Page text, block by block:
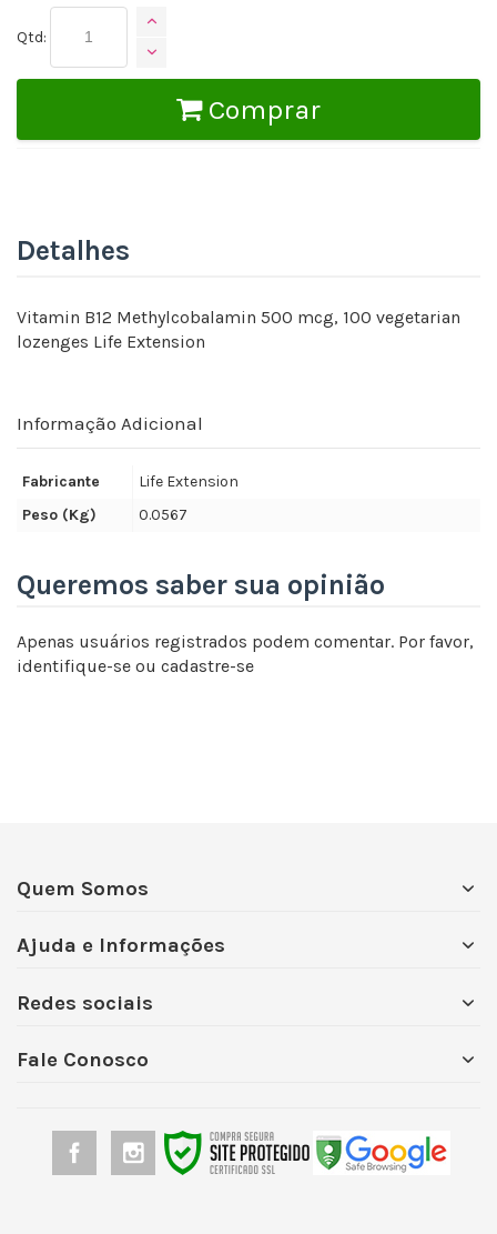
Qtd:
Comprar
Detalhes
Vitamin B12 Methylcobalamin 500 mcg, 100 vegetarian
lozenges Life Extension
Informação Adicional
Fabricante
Life Extension
Peso (Kg)
0.0567
Queremos saber sua opinião
Apenas usuários registrados podem comentar. Por favor,
identifique-se ou cadastre-se
Quem Somos
Ajuda e Informações
Redes sociais
Fale Conosco